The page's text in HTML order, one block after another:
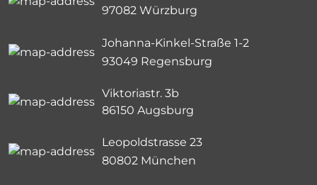
97082 Würzburg
Johanna-Kinkel-Straße 1-2
93049 Regensburg
Viktoriastr. 3b
86150 Augsburg
Leopoldstrasse 23
80802 München